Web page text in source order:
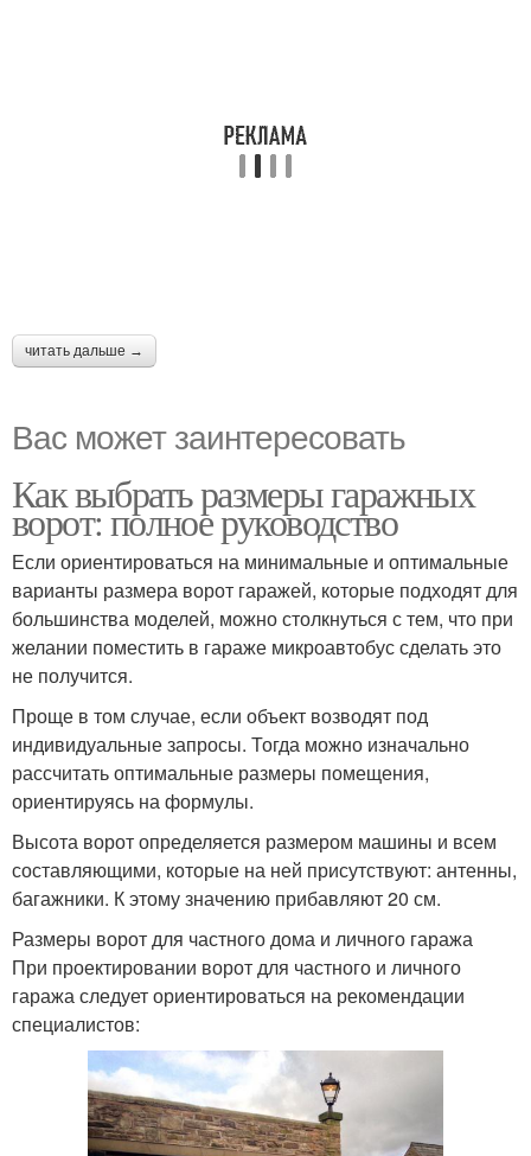
читать дальше →
Вас может заинтересовать
Как выбрать размеры гаражных
ворот: полное руководство
Если ориентироваться на минимальные и оптимальные
варианты размера ворот гаражей, которые подходят для
большинства моделей, можно столкнуться с тем, что при
желании поместить в гараже микроавтобус сделать это
не получится.
Проще в том случае, если объект возводят под
индивидуальные запросы. Тогда можно изначально
рассчитать оптимальные размеры помещения,
ориентируясь на формулы.
Высота ворот определяется размером машины и всем
составляющими, которые на ней присутствуют: антенны,
багажники. К этому значению прибавляют 20 см.
Размеры ворот для частного дома и личного гаража
При проектировании ворот для частного и личного
гаража следует ориентироваться на рекомендации
специалистов: